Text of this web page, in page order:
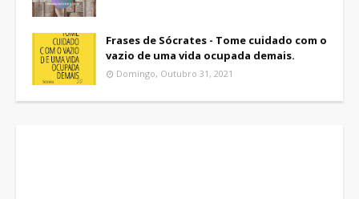
Frases de Sócrates - Tome cuidado com o
vazio de uma vida ocupada demais.
Domingo, Outubro 31, 2021